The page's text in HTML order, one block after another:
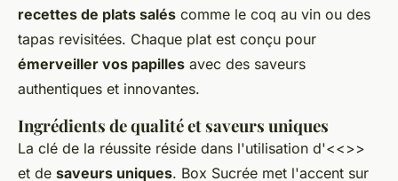
recettes de plats salés comme le coq au vin ou des
tapas revisitées. Chaque plat est conçu pour
émerveiller vos papilles avec des saveurs
authentiques et innovantes.
Ingrédients de qualité et saveurs uniques
La clé de la réussite réside dans l'utilisation d'<<>>
et de saveurs uniques. Box Sucrée met l'accent sur